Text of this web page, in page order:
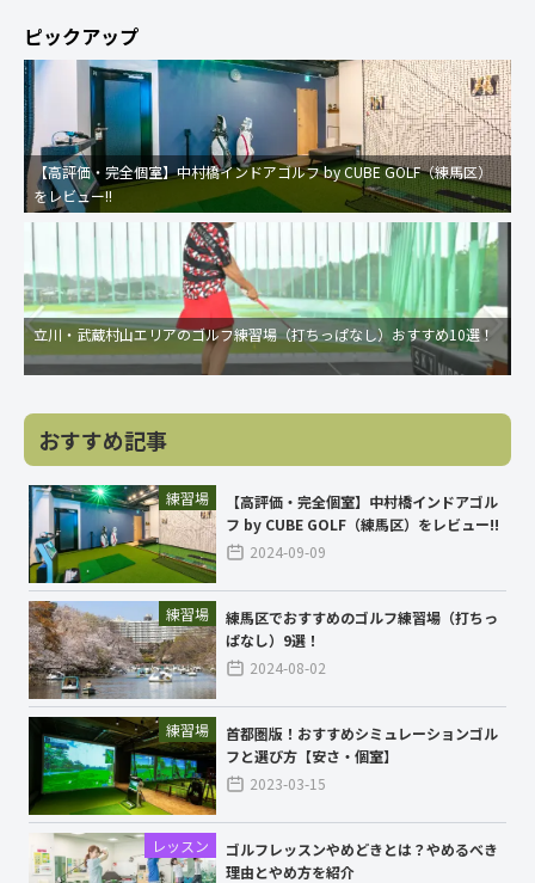
ピックアップ
【高評価・完全個室】中村橋インドアゴルフ by CUBE GOLF（練馬区）
をレビュー!!
立川・武蔵村山エリアのゴルフ練習場（打ちっぱなし）おすすめ10選！
おすすめ記事
練習場
【高評価・完全個室】中村橋インドアゴル
フ by CUBE GOLF（練馬区）をレビュー!!
2024-09-09
練習場
練馬区でおすすめのゴルフ練習場（打ちっ
ぱなし）9選！
2024-08-02
練習場
首都圏版！おすすめシミュレーションゴル
フと選び方【安さ・個室】
2023-03-15
レッスン
ゴルフレッスンやめどきとは？やめるべき
理由とやめ方を紹介